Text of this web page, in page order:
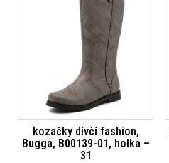
kozačky dívčí fashion,
Bugga, B00139-01, holka –
31